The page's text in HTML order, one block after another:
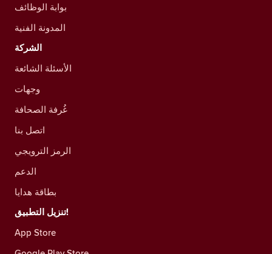
بوابة الوظائف
المدونة الفنية
الشركة
الأسئلة الشائعة
وجهات
غُرفة الصحافة
اتصل بنا
الرمز الترويجي
الدعم
بطاقة هدايا
تنزيل التطبيق!
App Store